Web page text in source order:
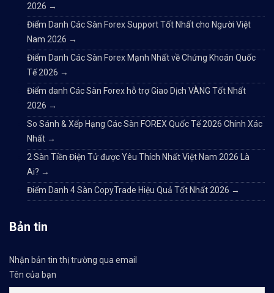
2026 →
Điểm Danh Các Sàn Forex Support Tốt Nhất cho Người Việt
Nam 2026 →
Điểm Danh Các Sàn Forex Mạnh Nhất về Chứng Khoán Quốc
Tế 2026 →
Điểm danh Các Sàn Forex hỗ trợ Giao Dịch VÀNG Tốt Nhất
2026 →
So Sánh & Xếp Hạng Các Sàn FOREX Quốc Tế 2026 Chính Xác
Nhất →
2 Sàn Tiền Điện Tử được Yêu Thích Nhất Việt Nam 2026 Là
Ai? →
Điểm Danh 4 Sàn CopyTrade Hiệu Quả Tốt Nhất 2026 →
Bản tin
Nhận bản tin thị trường qua email
Tên của bạn